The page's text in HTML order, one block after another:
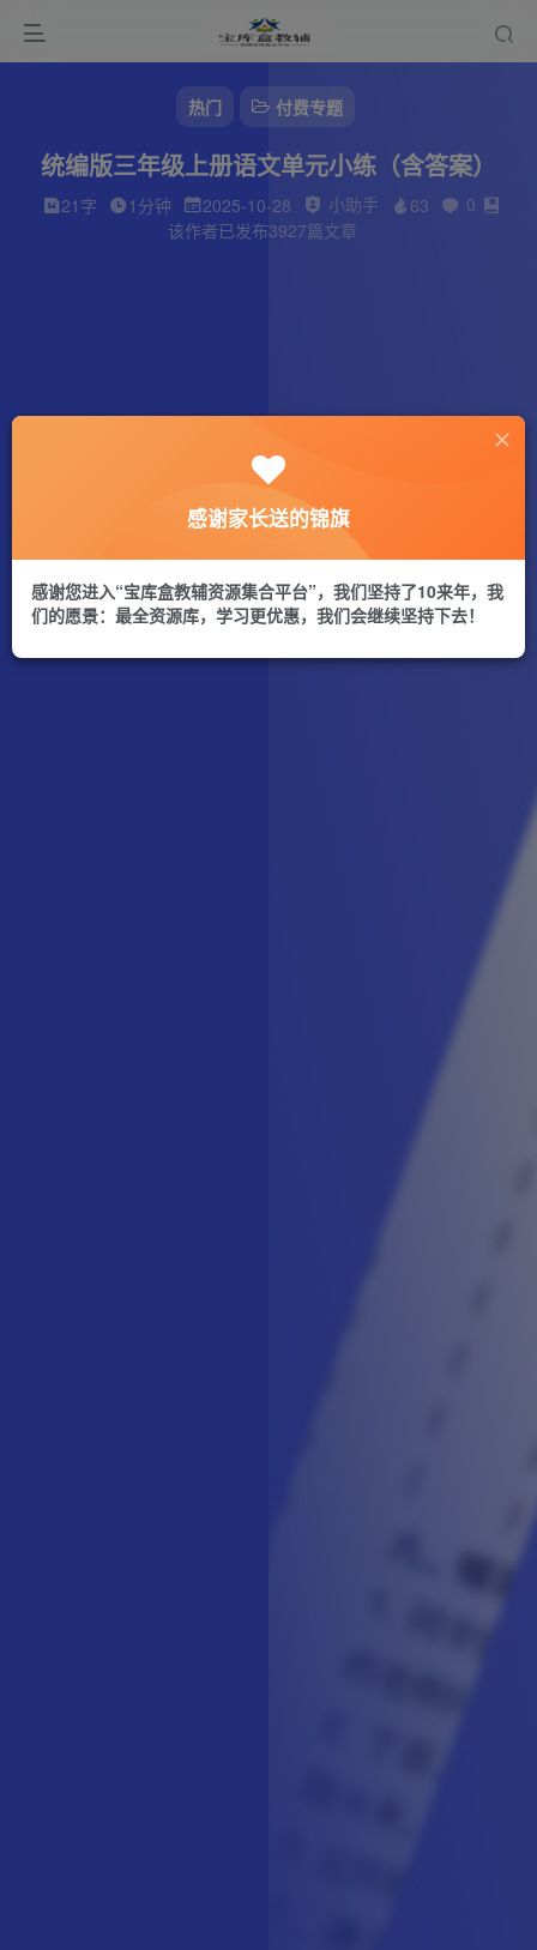
热门 付费专题
统编版三年级上册语文单元小练（含答案）
21字 1分钟 2025-10-28 小助手 63
0
该作者已发布3927篇文章
感谢家长送的锦旗
感谢您进入“宝库盒教辅资源集合平台”，我们坚持了10来年，我
们的愿景：最全资源库，学习更优惠，我们会继续坚持下去！